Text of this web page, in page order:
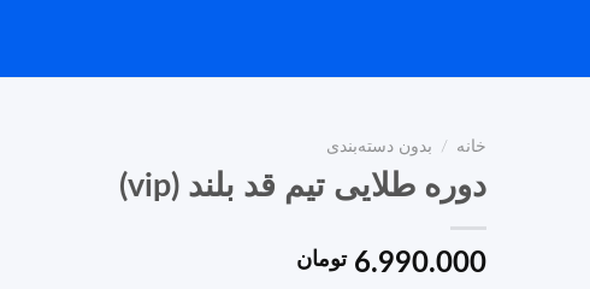
خانه / بدون دسته‌بندی
دوره طلایی تیم قد بلند (vip)
6.990.000 تومان